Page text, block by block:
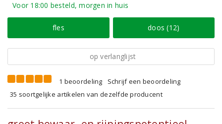
Voor 18:00 besteld, morgen in huis
fles doos (12)
op verlanglijst
1 beoordeling
Schrijf een beoordeling
35 soortgelijke artikelen van dezelfde producent